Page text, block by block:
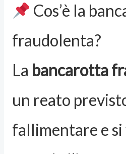
Cos’è la
fraudolenta?
La bancarotta
un reato
fallimentare e